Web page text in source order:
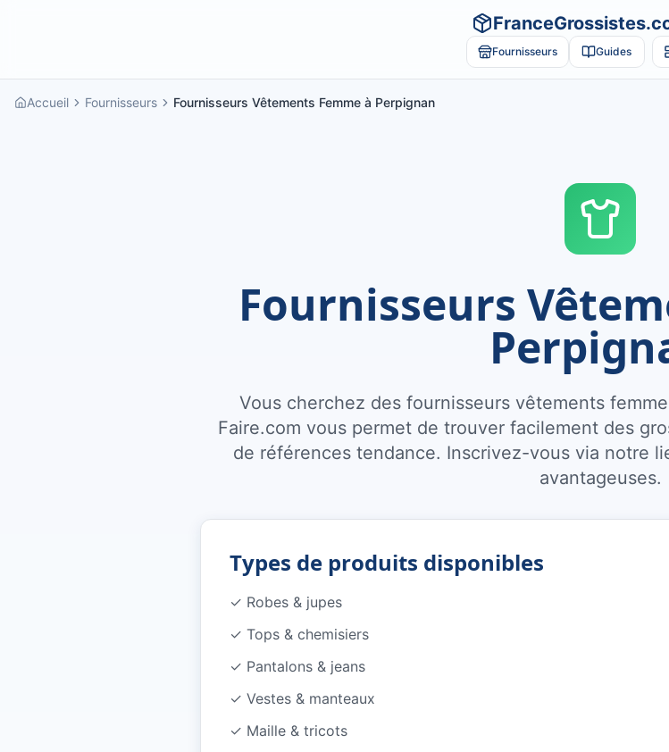
Fournisseurs Guides
Accueil Fournisseurs Fournisseurs Vêtements Femme à Perpignan
Fournisseurs
Vous cherchez des fournisseurs vêtements
Faire.com vous permet de trouver facilement des
de références tendance. Inscrivez-vous via notre
avantageuses.
Types de produits disponibles
✓ Robes & jupes
✓ Tops & chemisiers
✓ Pantalons & jeans
✓ Vestes & manteaux
✓ Maille & tricots